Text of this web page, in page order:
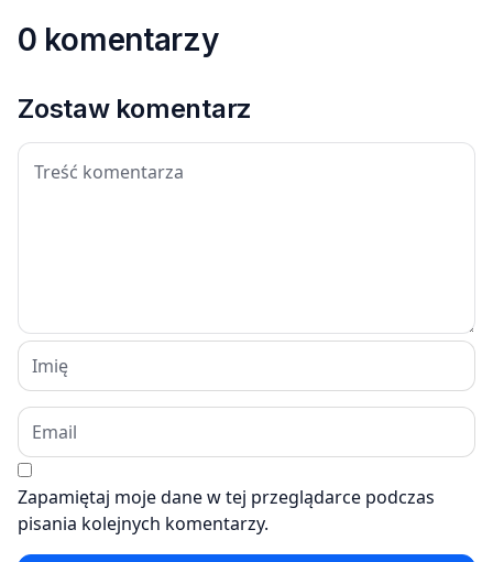
0 komentarzy
Zostaw komentarz
Zapamiętaj moje dane w tej przeglądarce podczas
pisania kolejnych komentarzy.